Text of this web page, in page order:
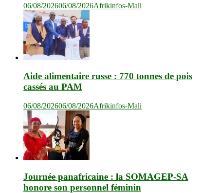
06/08/202606/08/2026Afrikinfos-Mali
Aide alimentaire russe : 770 tonnes de pois
cassés au PAM
06/08/202606/08/2026Afrikinfos-Mali
Journée panafricaine : la SOMAGEP-SA
honore son personnel féminin